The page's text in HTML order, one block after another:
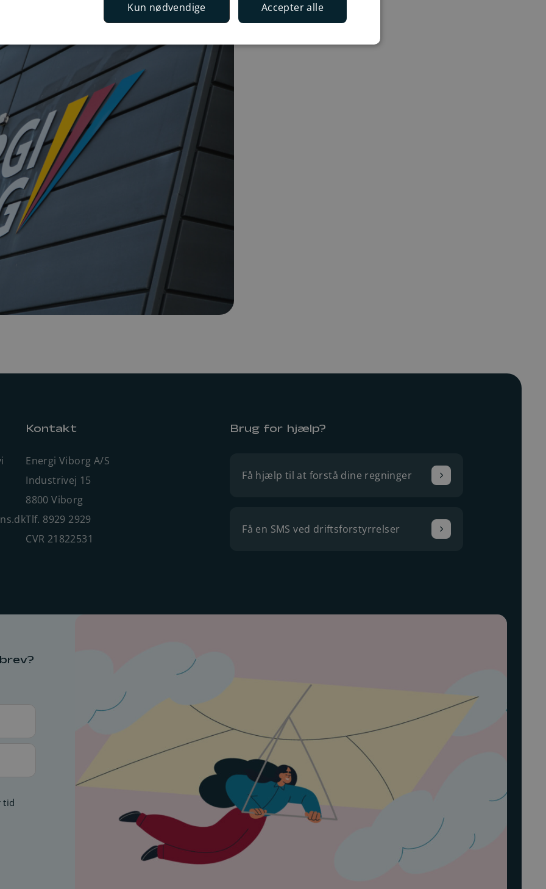
Kontakt
Energi Viborg A/S
Industrivej 15
8800 Viborg
Tlf. 8929 2929
CVR 21822531
Brug for hjælp?
Få hjælp til at forstå dine regninger
Få en SMS ved driftsforstyrrelser
tid
Accepter alle
Kun nødvendige